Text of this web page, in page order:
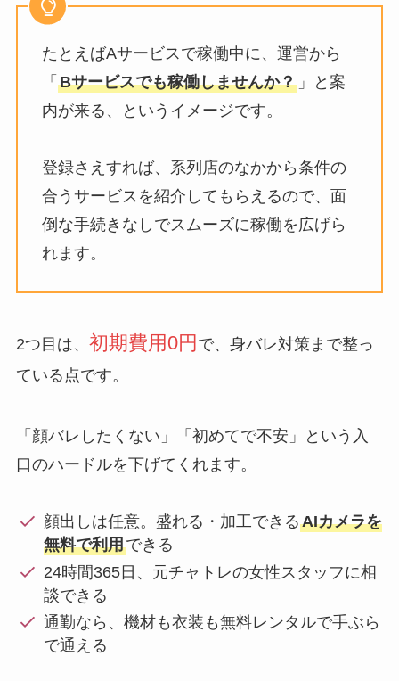
たとえばAサービスで稼働中に、運営から
「 Bサービスでも稼働しませんか？」と案
内が来る、というイメージです。
登録さえすれば、系列店のなかから条件の
合うサービスを紹介してもらえるので、面
倒な手続きなしでスムーズに稼働を広げら
れます。
2つ目は、 初期費用0円 で、身バレ対策まで整っ
ている点です。
「顔バレしたくない」「初めてで不安」という入
口のハードルを下げてくれます。
顔出しは任意。盛れる・加工できるAIカメラを
無料で利用できる
24時間365日、元チャトレの女性スタッフに相
談できる
通勤なら、機材も衣装も無料レンタルで手ぶら
で通える